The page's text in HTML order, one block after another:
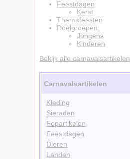
Feestdagen
Kerst
Themafeesten
Doelgroepen
Jongens
Kinderen
Bekijk alle carnavalsartikelen
Carnavalsartikelen
Kleding
Sieraden
Fopartikelen
Feestdagen
Dieren
Landen